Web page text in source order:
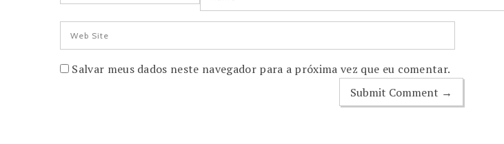
Salvar meus dados neste navegador para a próxima vez que eu comentar.